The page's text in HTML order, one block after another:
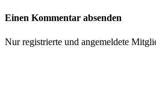
Einen Kommentar absenden
Nur registrierte und angemeldete